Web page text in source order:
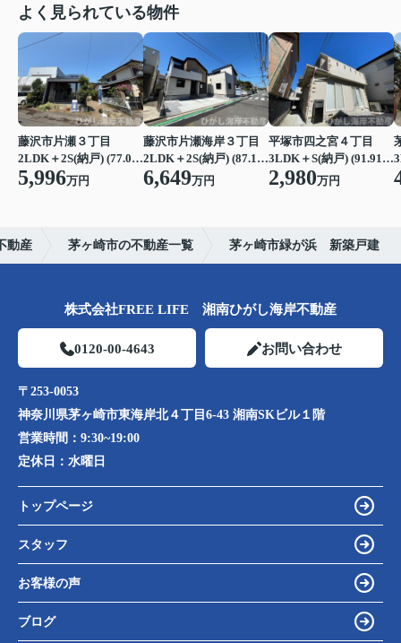
よく見られている物件
藤沢市片瀬３丁目
2LDK＋2S(納戸) (77.07㎡)
5,996万円
藤沢市片瀬海岸３丁目
2LDK＋2S(納戸) (87.15㎡)
6,649万円
平塚市四之宮４丁目
3LDK＋S(納戸) (91.91㎡)
2,980万円
動産 茅ヶ崎市の不動産一覧 茅ヶ崎市緑が浜 新築戸建
株式会社FREE LIFE 湘南ひがし海岸不動産
0120-00-4643 お問い合わせ
〒253-0053
神奈川県茅ヶ崎市東海岸北４丁目6-43 湘南SKビル１階
営業時間： 9:30~19:00
定休日： 水曜日
トップページ
スタッフ
お客様の声
ブログ